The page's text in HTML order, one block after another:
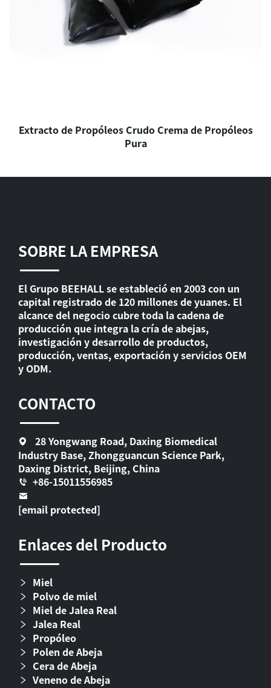
Extracto de Propóleos Crudo Crema de Propóleos
Pura
SOBRE LA EMPRESA
El Grupo BEEHALL se estableció en 2003 con un
capital registrado de 120 millones de yuanes. El
alcance del negocio cubre toda la cadena de
producción que integra la cría de abejas,
investigación y desarrollo de productos,
producción, ventas, exportación y servicios OEM
y ODM.
CONTACTO
28 Yongwang Road, Daxing Biomedical
Industry Base, Zhongguancun Science Park,
Daxing District, Beijing, China
+86-15011556985
[email protected]
Enlaces del Producto
Miel
Polvo de miel
Miel de Jalea Real
Jalea Real
Propóleo
Polen de Abeja
Cera de Abeja
Veneno de Abeja